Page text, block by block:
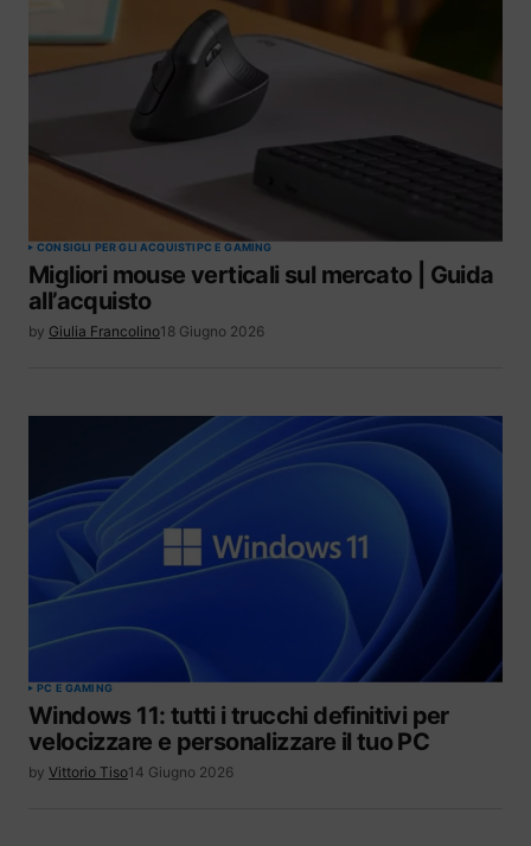
CONSIGLI PER GLI ACQUISTIPC E GAMING
Migliori mouse verticali sul mercato | Guida
all’acquisto
by Giulia Francolino18 Giugno 2026
PC E GAMING
Windows 11: tutti i trucchi definitivi per
velocizzare e personalizzare il tuo PC
by Vittorio Tiso14 Giugno 2026